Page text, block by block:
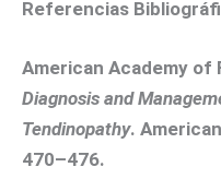
Referencias
American Academy of
Diagnosis and
Tendinopathy.
470–476.